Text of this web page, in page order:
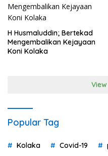
H Husmaluddin; Bertekad
Mengembalikan Kejayaan
Koni Kolaka
Popular Tag
Kolaka Covid-19